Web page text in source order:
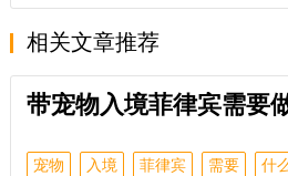
相关文章推荐
带宠物入境菲律宾需要
宠物 入境 菲律宾 需要 什